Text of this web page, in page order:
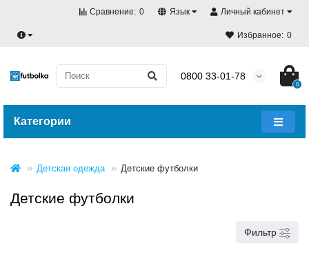
Личный кабинет
Язык
Сравнение: 0
Избранное: 0
0800 33-01-78
0
Категории
Детская одежда Детские футболки
Детские футболки
Фильтр